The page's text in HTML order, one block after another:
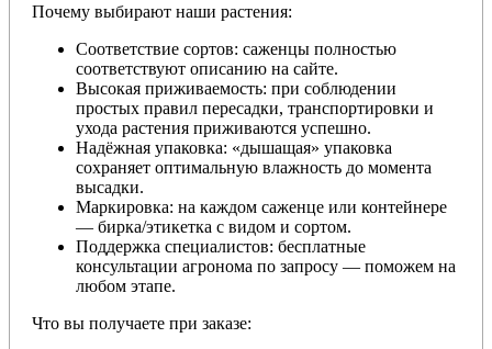
Почему выбирают наши растения:
Соответствие сортов: саженцы полностью
соответствуют описанию на сайте.
Высокая приживаемость: при соблюдении
простых правил пересадки, транспортировки и
ухода растения приживаются успешно.
Надёжная упаковка: «дышащая» упаковка
сохраняет оптимальную влажность до момента
высадки.
Маркировка: на каждом саженце или контейнере
— бирка/этикетка с видом и сортом.
Поддержка специалистов: бесплатные
консультации агронома по запросу — поможем на
любом этапе.
Что вы получаете при заказе: